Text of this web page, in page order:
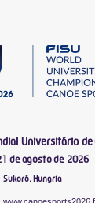
-
Universitário de
de agosto de 2026
Sukoró, Hungria